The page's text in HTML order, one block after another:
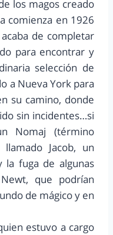
los magos creado
comienza en 1926
de completar
para encontrar y
selección de
a Nueva York para
su camino, donde
sin incidentes…si
Nomaj (término
Jacob, un
la fuga de algunas
que podrían
de mágico y en
estuvo a cargo